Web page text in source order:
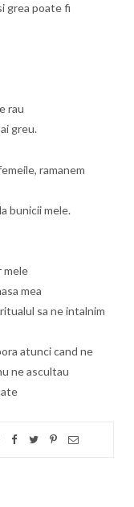
grea poate fi
rau
greu.
ramanem
bunicii mele.
mele
mea
sa ne intalnim
atunci cand ne
ne ascultau